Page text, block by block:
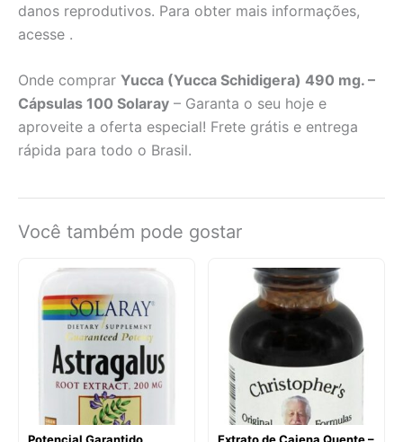
danos reprodutivos. Para obter mais informações,
acesse .
Onde comprar Yucca (Yucca Schidigera) 490 mg. –
Cápsulas 100 Solaray – Garanta o seu hoje e
aproveite a oferta especial! Frete grátis e entrega
rápida para todo o Brasil.
Você também pode gostar